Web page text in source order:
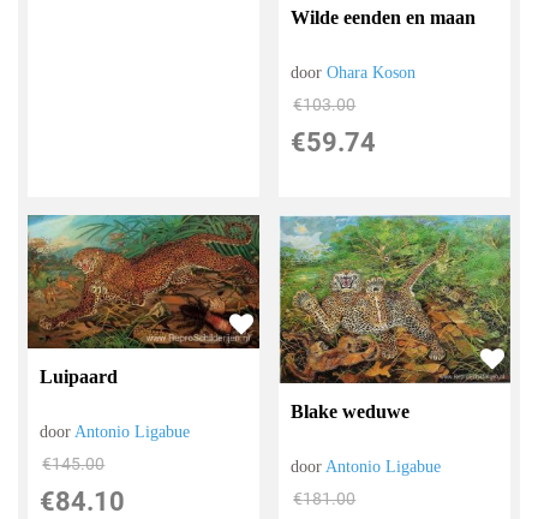
Wilde eenden en maan
doorOhara Koson
€103.00
€59.74
Luipaard
doorAntonio Ligabue
€145.00
€84.10
Blake weduwe
doorAntonio Ligabue
€181.00